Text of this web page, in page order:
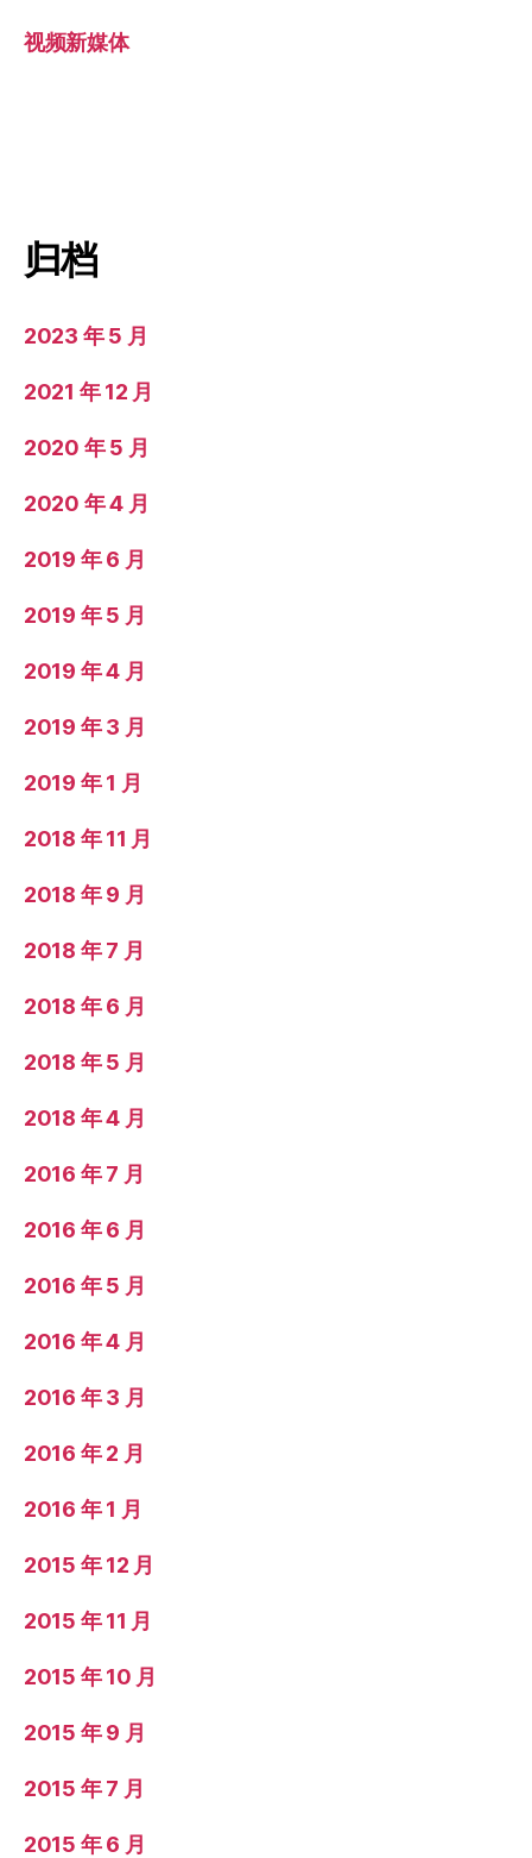
视频新媒体
归档
2023 年 5 月
2021 年 12 月
2020 年 5 月
2020 年 4 月
2019 年 6 月
2019 年 5 月
2019 年 4 月
2019 年 3 月
2019 年 1 月
2018 年 11 月
2018 年 9 月
2018 年 7 月
2018 年 6 月
2018 年 5 月
2018 年 4 月
2016 年 7 月
2016 年 6 月
2016 年 5 月
2016 年 4 月
2016 年 3 月
2016 年 2 月
2016 年 1 月
2015 年 12 月
2015 年 11 月
2015 年 10 月
2015 年 9 月
2015 年 7 月
2015 年 6 月